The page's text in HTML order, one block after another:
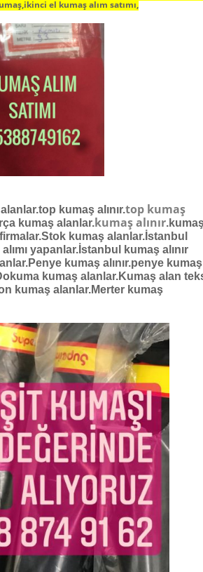
el kumaş alım satımı,
kumaş alınır.top kumaş
kumaş alanlar.kumaş alınır
firmalar.Stok kumaş alanlar.İstanbul
yapanlar.İstanbul kumaş alınır
kumaş alınır.penye kumaş
kumaş alanlar.Kumaş alan
kumaş alanlar.Merter kumaş